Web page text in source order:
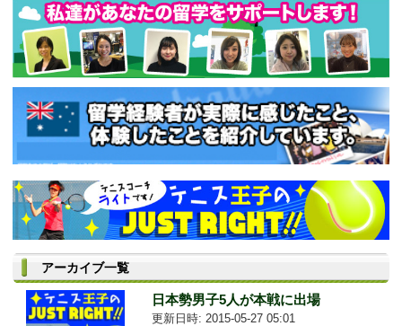
アーカイブ一覧
日本勢男子5人が本戦に出場
更新日時: 2015-05-27 05:01